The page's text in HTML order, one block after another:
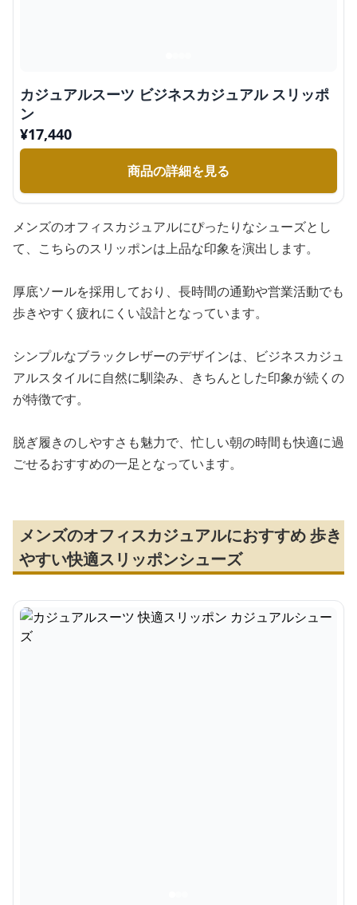
カジュアルスーツ ビジネスカジュアル スリッポ
ン
¥17,440
商品の詳細を見る
メンズのオフィスカジュアルにぴったりなシューズとし
て、こちらのスリッポンは上品な印象を演出します。
厚底ソールを採用しており、長時間の通勤や営業活動でも
歩きやすく疲れにくい設計となっています。
シンプルなブラックレザーのデザインは、ビジネスカジュ
アルスタイルに自然に馴染み、きちんとした印象が続くの
が特徴です。
脱ぎ履きのしやすさも魅力で、忙しい朝の時間も快適に過
ごせるおすすめの一足となっています。
メンズのオフィスカジュアルにおすすめ 歩き
やすい快適スリッポンシューズ